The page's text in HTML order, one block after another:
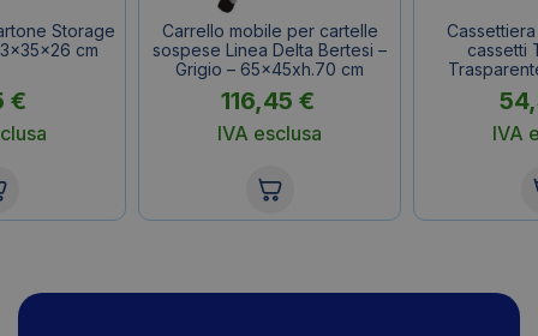
Storage
cm
€
Carrello mobile per cartelle
sospese Linea Delta Bertesi –
Grigio – 65x45xh.70 cm
116,45 €
IVA esclusa
cassetti
IVA